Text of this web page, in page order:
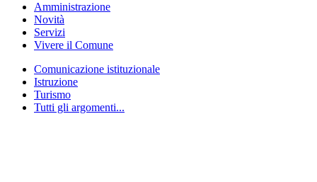
Amministrazione
Novità
Servizi
Vivere il Comune
Comunicazione istituzionale
Istruzione
Turismo
Tutti gli argomenti...